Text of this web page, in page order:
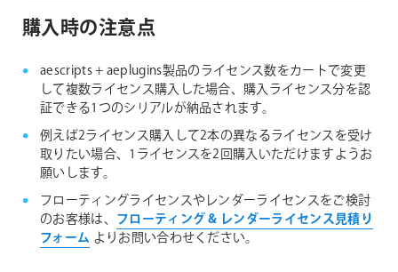
購入時の注意点
aescripts + aeplugins製品のライセンス数をカートで変更
して複数ライセンス購入した場合、購入ライセンス分を認
証できる1つのシリアルが納品されます。
例えば2ライセンス購入して2本の異なるライセンスを受け
取りたい場合、1ライセンスを2回購入いただけますようお
願いします。
フローティングライセンスやレンダーライセンスをご検討
のお客様は、 フローティング & レンダーライセンス見積り
フォーム よりお問い合わせください。